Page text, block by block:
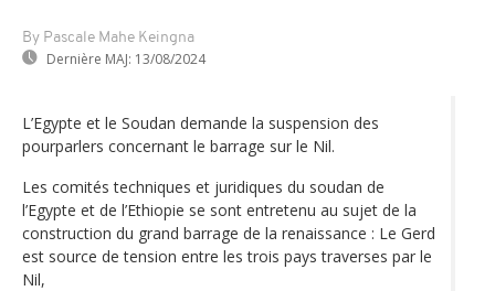
By Pascale Mahe Keingna
Dernière MAJ: 13/08/2024
L’Egypte et le Soudan demande la suspension des
pourparlers concernant le barrage sur le Nil.
Les comités techniques et juridiques du soudan de
l’Egypte et de l’Ethiopie se sont entretenu au sujet de la
construction du grand barrage de la renaissance : Le Gerd
est source de tension entre les trois pays traverses par le
Nil,